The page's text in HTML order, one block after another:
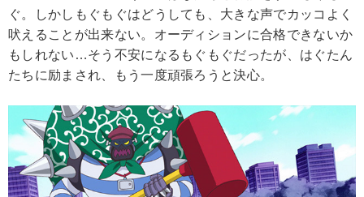
ぐ。しかしもぐもぐはどうしても、大きな声でカッコよく
吠えることが出来ない。オーディションに合格できないか
もしれない…そう不安になるもぐもぐだったが、はぐたん
たちに励まされ、もう一度頑張ろうと決心。